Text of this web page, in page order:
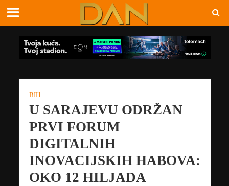
BIH
U SARAJEVU ODRŽAN
PRVI FORUM
DIGITALNIH
INOVACIJSKIH HABOVA:
OKO 12 HILJADA